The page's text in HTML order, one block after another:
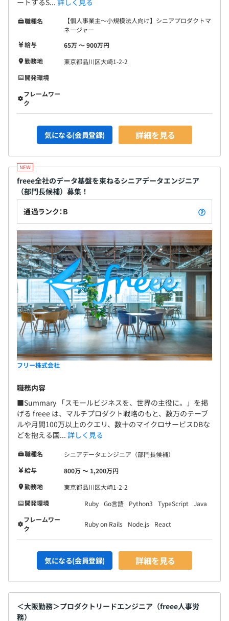
る。
◆高い目標を持つ。達成するためにチームでベストをつく
◆なんでもHackする。みんなが楽しく生産性をあげられ
るように。
◆社員数
・1,299名（※2023年6月末時点、連結会社の総数）
◆エンジニア内のチーム構成
・アプリケーションエンジニア（クラウド会計ソフト
freee / 人事労務freee / 会社設立freee などの開発）
・モバイルエンジニア（iOS / Androidアプリの開発）
・インフラエンジニア（AWSの開発 / 運用・セキュリティ
管理 など）
・データエンジニア（機械学習を活用したエンジン開発
など）
プロダクト毎等で分かれた5〜10名規模のチームが多数あ
ります。
◆つくろう：プロダクトとビジネスを試行錯誤でつくって
◆新しい自分に出会おう：常に、新しい技術や未習得の領
域に挑戦しながら開発しています。得意な、経験ある分野
以外への挑戦も積極的にサポートします。
◆オールラウンドになろう：少人数で世の中を変えるプロ
プロダクトのプロデューサーとして、担当するテーマ内の
開発を、企画、設計、実装、テスト、メンテナンスまで一
貫して担当します。
職種名
【個人事業主〜小規模法人向け】シニアプロダクトマ
ネージャー
給与
65万 〜 900万円
勤務地
東京都品川区大崎1-2-2
開発環境
フレームワー
ク
気になる(会員登録) 詳細を見る
freee全社のデータ基盤を束ねるシニアデータエンジニア
（部門長候補）募集！
通過ランク：B
フリー株式会社
職務内容
■Summary 「スモールビジネスを、世界の主役に。」を掲
げる freee は、マルチプロダクト戦略のもと、数万のテーブ
ルや月間100万以上のクエリ、数十のマイクロサービスDBな
どを抱える国... 詳しく見る
職種名
シニアデータエンジニア（部門長候補）
給与
800万 〜 1,200万円
勤務地
東京都品川区大崎1-2-2
開発環境
Ruby Go言語 Python3 TypeScript
Java
フレームワー
ク
Ruby on Rails Node.js React
気になる(会員登録) 詳細を見る
＜大阪勤務＞プロダクトリードエンジニア（freee人事労
務）